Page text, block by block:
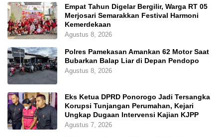
Empat Tahun Digelar Bergilir, Warga RT 05
Merjosari Semarakkan Festival Harmoni
Kemerdekaan
Agustus 8, 2026
Polres Pamekasan Amankan 62 Motor Saat
Bubarkan Balap Liar di Depan Pendopo
Agustus 8, 2026
Eks Ketua DPRD Ponorogo Jadi Tersangka
Korupsi Tunjangan Perumahan, Kejari
Ungkap Dugaan Intervensi Kajian KJPP
Agustus 7, 2026